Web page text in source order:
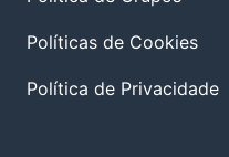
Políticas de Cookies
Política de Privacidade